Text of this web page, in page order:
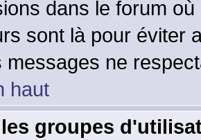
dans le forum
sont là pour éviter
messages ne
haut
groupes